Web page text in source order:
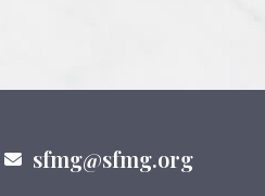
sfmg@sfmg.org